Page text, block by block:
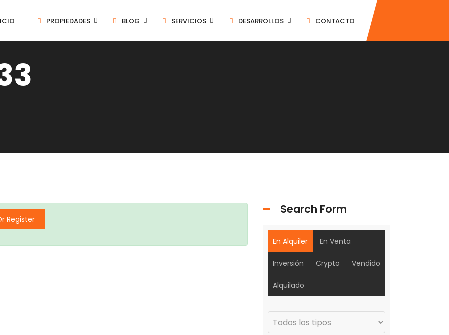
PROPIEDADES BLOG SERVICIOS DESARROLLOS CONTACTO
Register
Search Form
En Alquiler En Venta
Inversión Crypto Vendido
Alquilado